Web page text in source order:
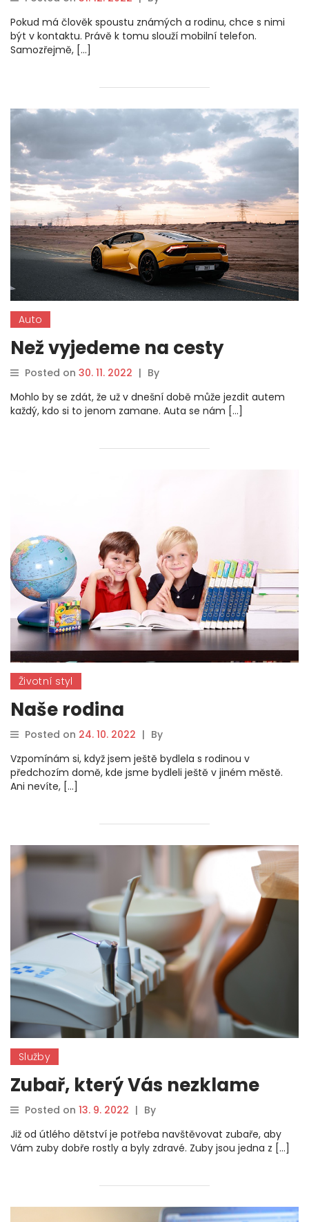
Pokud má člověk spoustu známých a rodinu, chce s nimi
být v kontaktu. Právě k tomu slouží mobilní telefon.
Samozřejmě, […]
Auto
Než vyjedeme na cesty
Posted on 30. 11. 2022 | By
Mohlo by se zdát, že už v dnešní době může jezdit autem
každý, kdo si to jenom zamane. Auta se nám […]
Životní styl
Naše rodina
Posted on 24. 10. 2022 | By
Vzpomínám si, když jsem ještě bydlela s rodinou v
předchozím domě, kde jsme bydleli ještě v jiném městě.
Ani nevíte, […]
Služby
Zubař, který Vás nezklame
Posted on 13. 9. 2022 | By
Již od útlého dětství je potřeba navštěvovat zubaře, aby
Vám zuby dobře rostly a byly zdravé. Zuby jsou jedna z […]